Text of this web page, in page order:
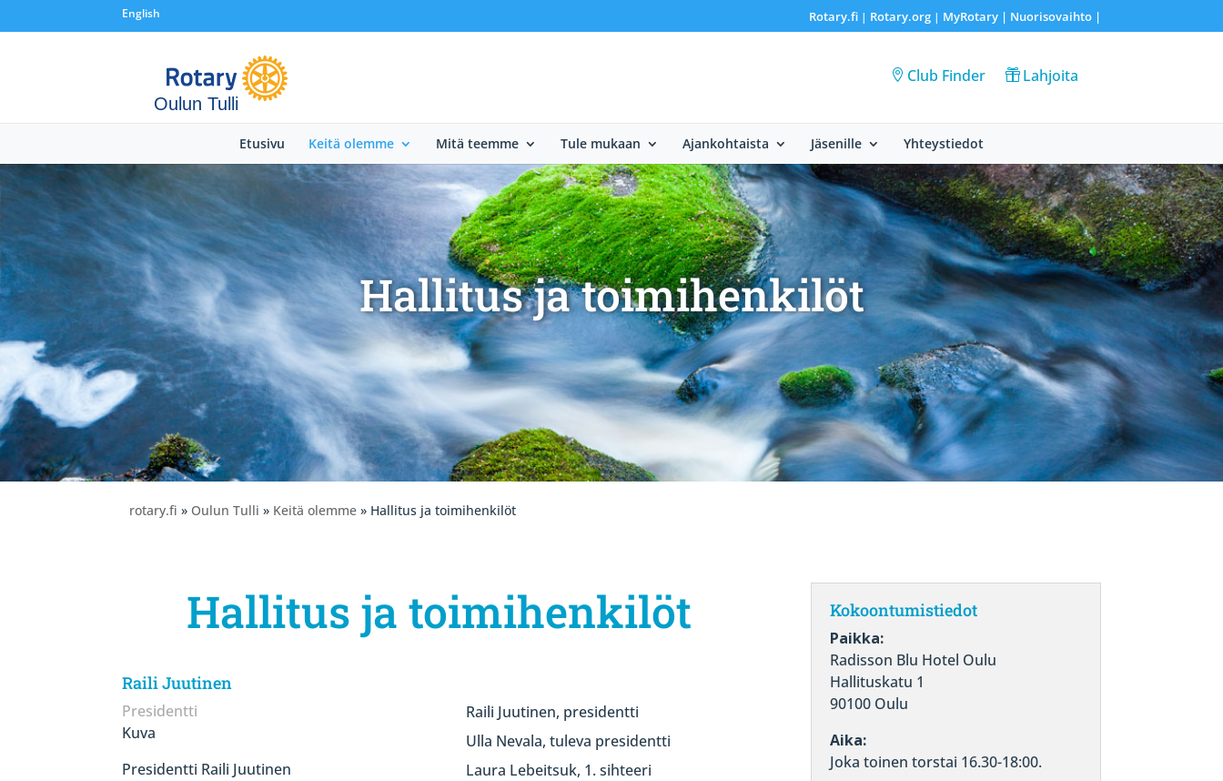
English Rotary.fi| Rotary.org| MyRotary | Nuorisovaihto|
Oulun Tulli
Club Finder Lahjoita
Etusivu Keitä olemme Mitä teemme Tule mukaan Ajankohtaista Jäsenille Yhteystiedot
Hallitus ja toimihenkilöt
rotary.fi » Oulun Tulli » Keitä olemme » Hallitus ja toimihenkilöt
Hallitus ja toimihenkilöt
Raili Juutinen
Presidentti
Kuva
Presidentti Raili Juutinen
Raili Juutinen, presidentti
Ulla Nevala, tuleva presidentti
Laura Lebeitsuk, 1. sihteeri
Kokoontumistiedot
Paikka:
Radisson Blu Hotel Oulu
Hallituskatu 1
90100 Oulu
Aika:
Joka toinen torstai 16.30-18:00.